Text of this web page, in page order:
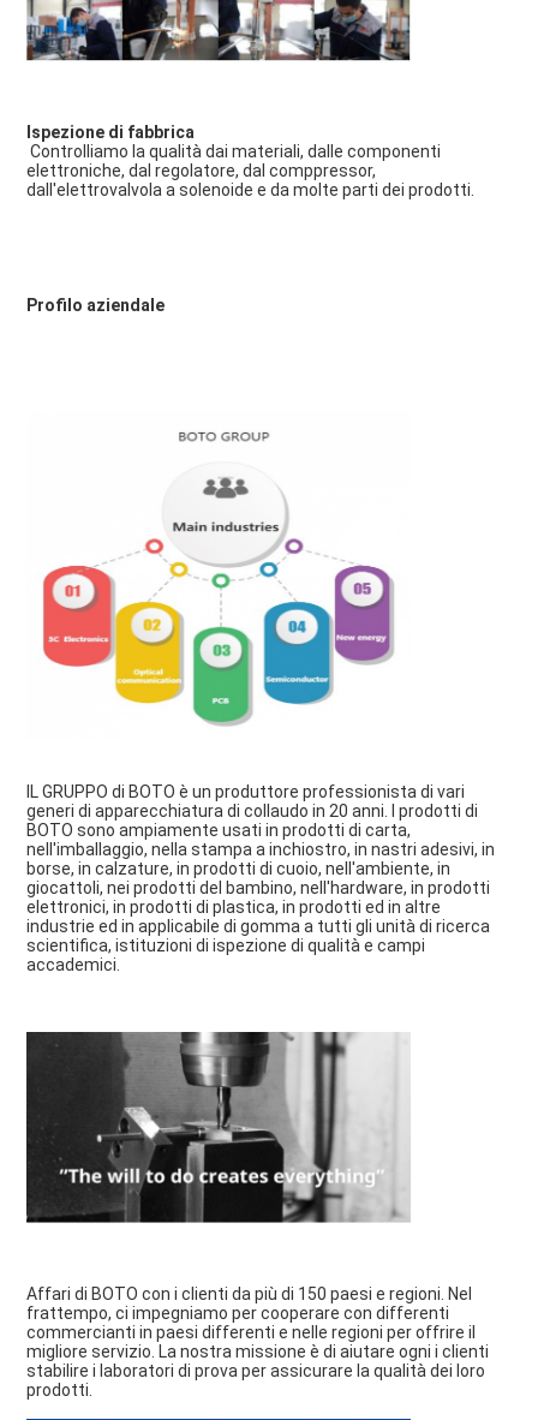
Ispezione di fabbrica
elettroniche, dal regolatore, dal comppressor,
dall'elettrovalvola a solenoide e da molte parti dei prodotti.
Profilo aziendale
IL GRUPPO di BOTO è un produttore professionista di vari
generi di apparecchiatura di collaudo in 20 anni. I prodotti di
BOTO sono ampiamente usati in prodotti di carta,
nell'imballaggio, nella stampa a inchiostro, in nastri adesivi, in
borse, in calzature, in prodotti di cuoio, nell'ambiente, in
giocattoli, nei prodotti del bambino, nell'hardware, in prodotti
elettronici, in prodotti di plastica, in prodotti ed in altre
industrie ed in applicabile di gomma a tutti gli unità di ricerca
scientifica, istituzioni di ispezione di qualità e campi
accademici.
Affari di BOTO con i clienti da più di 150 paesi e regioni. Nel
frattempo, ci impegniamo per cooperare con differenti
commercianti in paesi differenti e nelle regioni per offrire il
migliore servizio. La nostra missione è di aiutare ogni i clienti
stabilire i laboratori di prova per assicurare la qualità dei loro
prodotti.